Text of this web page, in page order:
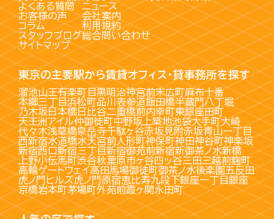
よくある質問
お客様の声
コラム
スタッフブログ
サイトマップ
ニュース
会社案内
利用規約
総合問い合わせ
東京の主要駅から賃貸オフィス・貸事務所を探す
溜池山王有楽町目黒明治神宮前末広町麻布十番
本郷三丁目浜松町品川 表参道飯田橋半蔵門八丁堀
乃木坂日本橋日比谷二重橋前内幸町東銀座田町
天王洲アイル仲御徒町中野坂上築地池袋大手町大崎
代々木浅草橋泉岳寺千駄ヶ谷赤坂見附赤坂青山一丁目
西新宿水道橋水天宮前人形町神保町神田神谷町神楽坂
新宿西口新宿三丁目新宿御苑前新宿新御茶ノ水新橋
上野小伝馬町渋谷秋葉原市ヶ谷四ッ谷三田三越前麹町
高輪ゲートウェイ高田馬場御徒町御茶ノ水後楽園五反田
虎ノ門ヒルズ虎ノ門原宿恵比寿九段下銀座一丁目銀座
京橋岩本町茅場町外苑前霞ヶ関永田町